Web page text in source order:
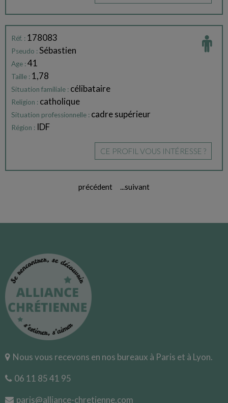
Réf. : 178083
Pseudo :Sébastien
Age :41
Taille : 1,78
Situation familiale : célibataire
Religion : catholique
Situation professionnelle : cadre supérieur
Région : IDF
CE PROFIL VOUS INTÉRESSE ?
précédent ...suivant
Nous vous recevons en nos bureaux à Paris et à Lyon.
06 11 85 41 95
paris@alliance-chretienne.com